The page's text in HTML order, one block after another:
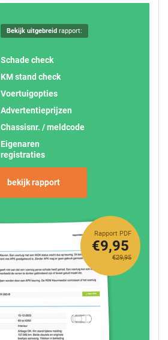
Bekijk uitgebreid rapport:
Schade check
KM stand check
Voertuigopties
Advertentieprijzen
Chassisnr. / meldcode
Eigenaren
registraties
bekijk rapport
Rapport PDF
€29,95
€9,95